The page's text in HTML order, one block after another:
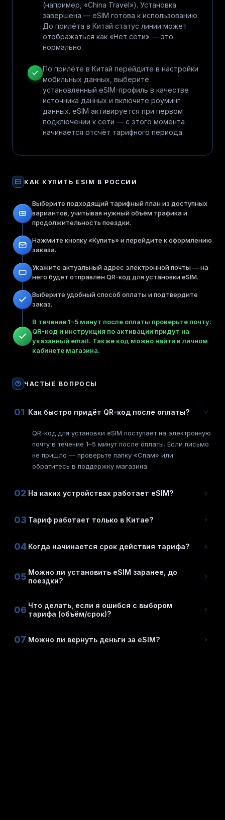
(например, «China Travel»). Установка
завершена — eSIM готова к использованию.
До прилёта в Китай статус линии может
отображаться как «Нет сети» — это
нормально.
По прилёте в Китай перейдите в настройки
мобильных данных, выберите
установленный eSIM-профиль в качестве
источника данных и включите роуминг
данных. eSIM активируется при первом
подключении к сети — с этого момента
начинается отсчёт тарифного периода.
КАК КУПИТЬ ESIM В РОССИИ
Выберите подходящий тарифный план из доступных
вариантов, учитывая нужный объём трафика и
продолжительность поездки.
Нажмите кнопку «Купить» и перейдите к оформлению
заказа.
Укажите актуальный адрес электронной почты — на
него будет отправлен QR-код для установки eSIM.
Выберите удобный способ оплаты и подтвердите
заказ.
В течение 1–5 минут после оплаты проверьте почту:
QR-код и инструкция по активации придут на
указанный email. Также код можно найти в личном
кабинете магазина.
ЧАСТЫЕ ВОПРОСЫ
01 Как быстро придёт QR-код после оплаты?
QR-код для установки eSIM поступает на электронную
почту в течение 1–5 минут после оплаты. Если письмо
не пришло — проверьте папку «Спам» или
обратитесь в поддержку магазина.
02 На каких устройствах работает eSIM?
03 Тариф работает только в Китае?
04 Когда начинается срок действия тарифа?
05 Можно ли установить eSIM заранее, до
поездки?
06 Что делать, если я ошибся с выбором
тарифа (объём/срок)?
07 Можно ли вернуть деньги за eSIM?